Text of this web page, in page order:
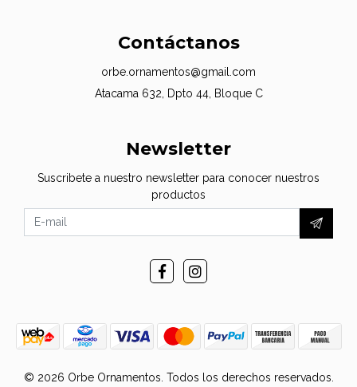
Contáctanos
orbe.ornamentos@gmail.com
Atacama 632, Dpto 44, Bloque C
Newsletter
Suscribete a nuestro newsletter para conocer nuestros
productos
© 2026 Orbe Ornamentos. Todos los derechos reservados.